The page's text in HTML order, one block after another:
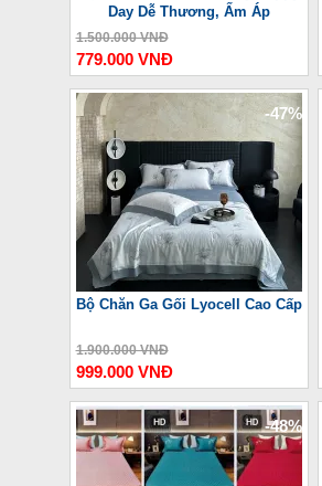
Day Dễ Thương, Ấm Áp
1.500.000 VNĐ
779.000 VNĐ
-47%
Bộ Chăn Ga Gối Lyocell Cao Cấp
1.900.000 VNĐ
999.000 VNĐ
-48%